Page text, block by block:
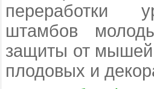
переработки
штамбов
защиты от мышей
плодовых и